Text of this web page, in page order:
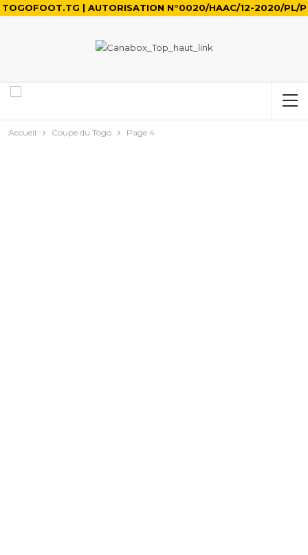
TOGOFOOT.TG | AUTORISATION N°0020/HAAC/12-2020/PL/P
Accueil Coupe du Togo Page 4